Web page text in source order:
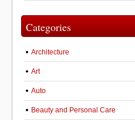
Categories
Architecture
Art
Auto
Beauty and Personal Care